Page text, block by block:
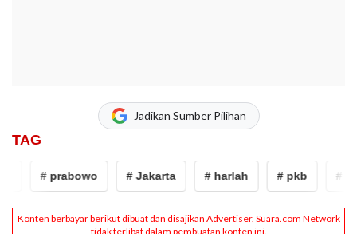
Jadikan Sumber Pilihan
TAG
# prabowo # Jakarta # harlah # pkb #